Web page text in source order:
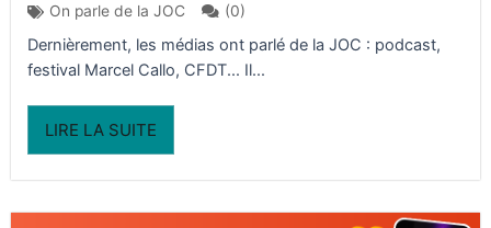
On parle de la JOC
(0)
Dernièrement, les médias ont parlé de la JOC : podcast,
festival Marcel Callo, CFDT... Il...
LIRE LA SUITE